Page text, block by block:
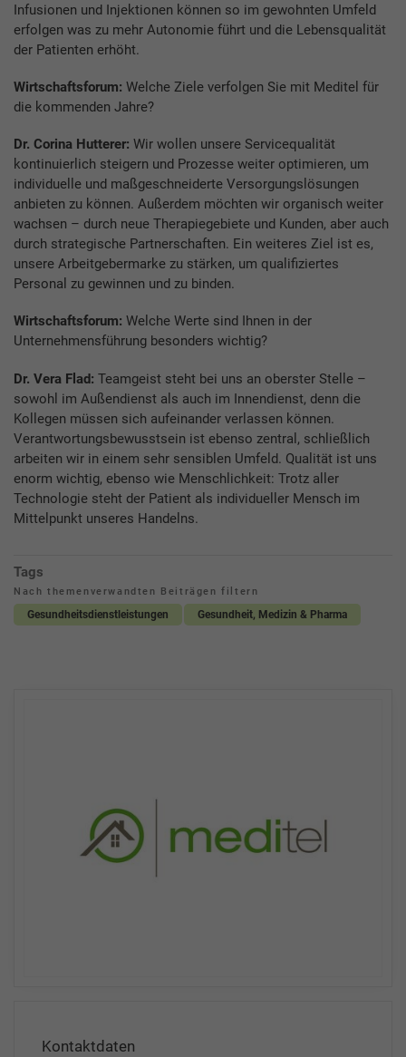
Infusionen und Injektionen können so im gewohnten Umfeld
erfolgen was zu mehr Autonomie führt und die Lebensqualität
der Patienten erhöht.
Wirtschaftsforum: Welche Ziele verfolgen Sie mit Meditel für
die kommenden Jahre?
Dr. Corina Hutterer: Wir wollen unsere Servicequalität
kontinuierlich steigern und Prozesse weiter optimieren, um
individuelle und maßgeschneiderte Versorgungslösungen
anbieten zu können. Außerdem möchten wir organisch weiter
wachsen – durch neue Therapiegebiete und Kunden, aber auch
durch strategische Partnerschaften. Ein weiteres Ziel ist es,
unsere Arbeitgebermarke zu stärken, um qualifiziertes
Personal zu gewinnen und zu binden.
Wirtschaftsforum: Welche Werte sind Ihnen in der
Unternehmensführung besonders wichtig?
Dr. Vera Flad: Teamgeist steht bei uns an oberster Stelle –
sowohl im Außendienst als auch im Innendienst, denn die
Kollegen müssen sich aufeinander verlassen können.
Verantwortungsbewusstsein ist ebenso zentral, schließlich
arbeiten wir in einem sehr sensiblen Umfeld. Qualität ist uns
enorm wichtig, ebenso wie Menschlichkeit: Trotz aller
Technologie steht der Patient als individueller Mensch im
Mittelpunkt unseres Handelns.
Tags
Nach themenverwandten Beiträgen filtern
Gesundheitsdienstleistungen Gesundheit, Medizin & Pharma
Kontaktdaten